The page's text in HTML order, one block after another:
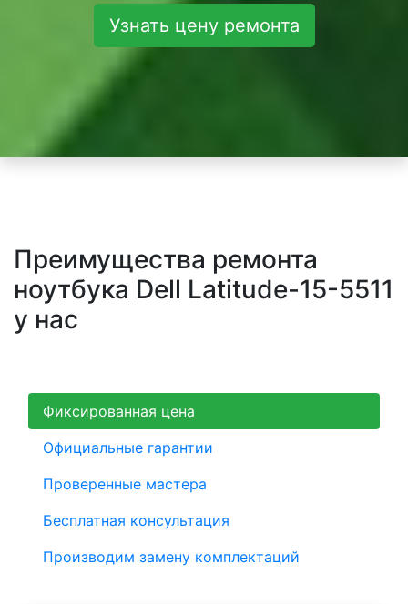
Узнать цену ремонта
Преимущества ремонта
ноутбука Dell Latitude-15-5511
у нас
Фиксированная цена
Официальные гарантии
Проверенные мастера
Бесплатная консультация
Производим замену комплектаций